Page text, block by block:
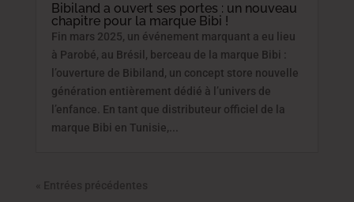
Bibiland a ouvert ses portes : un nouveau
chapitre pour la marque Bibi !
Fin mars 2025, un événement marquant a eu lieu
à Parobé, au Brésil, berceau de la marque Bibi :
l’ouverture de Bibiland, un concept store nouvelle
génération entièrement dédié à l’univers de
l’enfance. En tant que distributeur officiel de la
marque Bibi en Tunisie,...